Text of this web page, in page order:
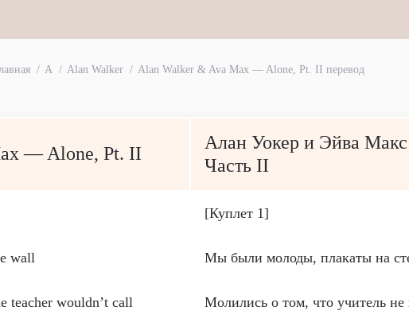
A Alan Walker Alan Walker & Ava Max — Alone, Pt. II перевод
— Alone, Pt. II
Алан Уокер и Эйва
Часть II
[Куплет 1]
wall Мы были молоды, плакаты на
teacher wouldn’t call Молились о том, что учитель не